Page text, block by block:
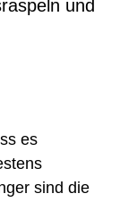
es
sind die